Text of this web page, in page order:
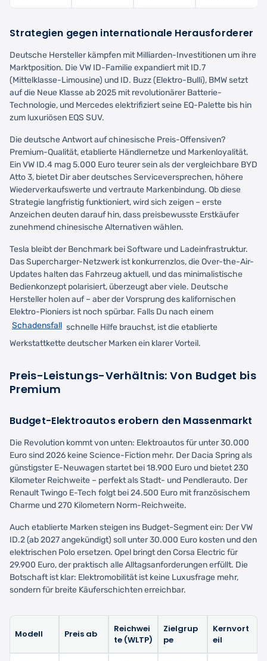
Strategien gegen internationale Herausforderer
Deutsche Hersteller kämpfen mit Milliarden-Investitionen um ihre
Marktposition. Die VW ID-Familie expandiert mit ID.7
(Mittelklasse-Limousine) und ID. Buzz (Elektro-Bulli), BMW setzt
auf die Neue Klasse ab 2025 mit revolutionärer Batterie-
Technologie, und Mercedes elektrifiziert seine EQ-Palette bis hin
zum luxuriösen EQS SUV.
Die deutsche Antwort auf chinesische Preis-Offensiven?
Premium-Qualität, etablierte Händlernetze und Markenloyalität.
Ein VW ID.4 mag 5.000 Euro teurer sein als der vergleichbare BYD
Atto 3, bietet Dir aber deutsches Serviceversprechen, höhere
Wiederverkaufswerte und vertraute Markenbindung. Ob diese
Strategie langfristig funktioniert, wird sich zeigen – erste
Anzeichen deuten darauf hin, dass preisbewusste Erstkäufer
zunehmend chinesische Alternativen wählen.
Tesla bleibt der Benchmark bei Software und Ladeinfrastruktur.
Das Supercharger-Netzwerk ist konkurrenzlos, die Over-the-Air-
Updates halten das Fahrzeug aktuell, und das minimalistische
Bedienkonzept polarisiert, überzeugt aber viele. Deutsche
Hersteller holen auf – aber der Vorsprung des kalifornischen
Elektro-Pioniers ist noch spürbar. Falls Du nach einem
Schadensfall schnelle Hilfe brauchst, ist die etablierte
Werkstattkette deutscher Marken ein klarer Vorteil.
Preis-Leistungs-Verhältnis: Von Budget bis
Premium
Budget-Elektroautos erobern den Massenmarkt
Die Revolution kommt von unten: Elektroautos für unter 30.000
Euro sind 2026 keine Science-Fiction mehr. Der Dacia Spring als
günstigster E-Neuwagen startet bei 18.900 Euro und bietet 230
Kilometer Reichweite – perfekt als Stadt- und Pendlerauto. Der
Renault Twingo E-Tech folgt bei 24.500 Euro mit französischem
Charme und 270 Kilometern Norm-Reichweite.
Auch etablierte Marken steigen ins Budget-Segment ein: Der VW
ID.2 (ab 2027 angekündigt) soll unter 30.000 Euro kosten und den
elektrischen Polo ersetzen. Opel bringt den Corsa Electric für
29.900 Euro, der praktisch alle Alltagsanforderungen erfüllt. Die
Botschaft ist klar: Elektromobilität ist keine Luxusfrage mehr,
sondern für breite Käuferschichten erreichbar.
Modell Preis ab
Reichwei
te (WLTP)
Zielgrup
pe
Kernvort
eil